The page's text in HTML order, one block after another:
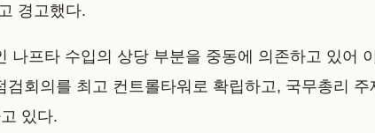
경고했다.
나프타 수입의 상당 부분을 중동에 의존하고 있
회의를 최고 컨트롤타워로 확립하고, 국무총리
있다.